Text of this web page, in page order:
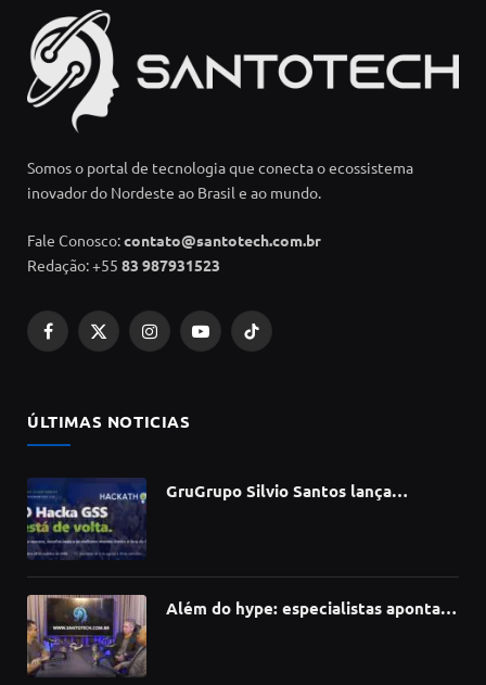
Somos o portal de tecnologia que conecta o ecossistema
inovador do Nordeste ao Brasil e ao mundo.
Fale Conosco:contato@santotech.com.br
Redação: +55 83 987931523
Facebook
X
InstagramYouTubeTikTok
ÚLTIMAS NOTICIAS
GruGrupo Silvio Santos lança
Além do hype: especialistas apontam